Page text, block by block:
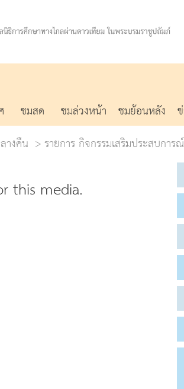
ชมสด ชมล่วงหน้า ชมย้อนหลัง
างคืน
รายการ กิจกรรมเสริมประสบการณ์
this media.